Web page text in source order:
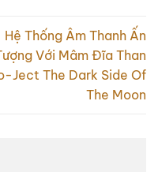
Hệ Thống Âm Thanh Ấn
Với Mâm Đĩa Than
Ject The Dark Side Of
The Moon